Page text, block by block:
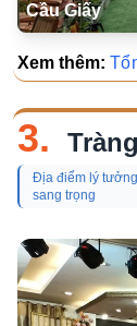
Cầu Giấy
Xem thêm:
3.
Địa điểm lý
sang trọng